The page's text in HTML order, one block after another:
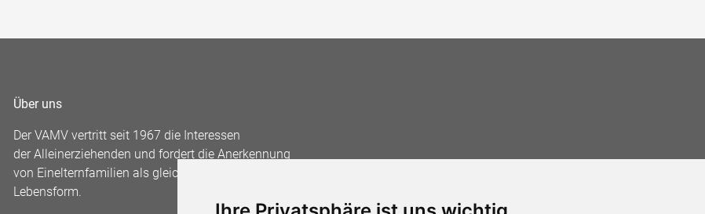
Über uns
Der VAMV vertritt seit 1967 die Interessen
der Alleinerziehenden und fordert die Anerkennung
von Einelternfamilien als gleichberechtigte
Lebensform.